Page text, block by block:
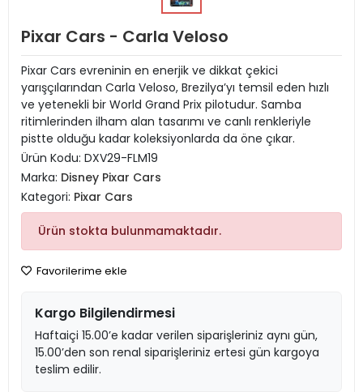
Pixar Cars - Carla Veloso
Pixar Cars evreninin en enerjik ve dikkat çekici
yarışçılarından Carla Veloso, Brezilya’yı temsil eden hızlı
ve yetenekli bir World Grand Prix pilotudur. Samba
ritimlerinden ilham alan tasarımı ve canlı renkleriyle
pistte olduğu kadar koleksiyonlarda da öne çıkar.
Ürün Kodu: DXV29-FLM19
Marka: Disney Pixar Cars
Kategori: Pixar Cars
Ürün stokta bulunmamaktadır.
Favorilerime ekle
Kargo Bilgilendirmesi
Haftaiçi 15.00’e kadar verilen siparişleriniz aynı gün,
15.00’den son renal siparişleriniz ertesi gün kargoya
teslim edilir.